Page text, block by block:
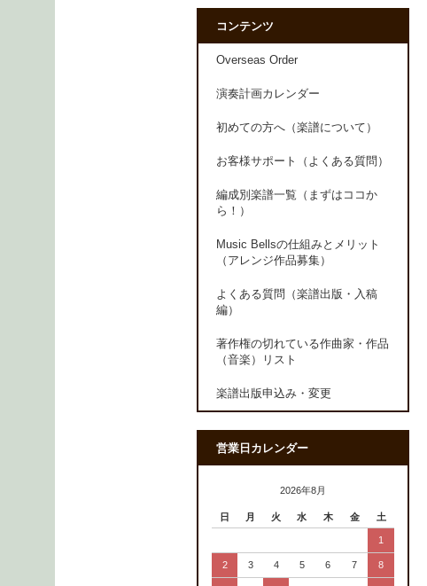
コンテンツ
Overseas Order
演奏計画カレンダー
初めての方へ（楽譜について）
お客様サポート（よくある質問）
編成別楽譜一覧（まずはココか
ら！）
Music Bellsの仕組みとメリット
（アレンジ作品募集）
よくある質問（楽譜出版・入稿
編）
著作権の切れている作曲家・作品
（音楽）リスト
楽譜出版申込み・変更
営業日カレンダー
2026年8月
日 月 火 水 木 金 土
1
2 3 4 5 6 7 8